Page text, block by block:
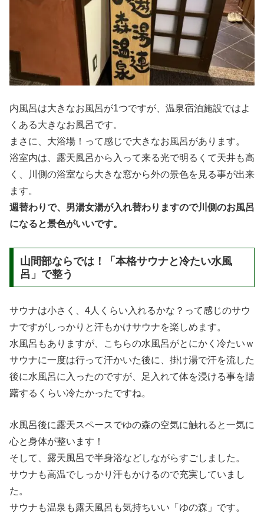
内風呂は大きなお風呂が1つですが、温泉宿泊施設ではよ
くある大きなお風呂です。
まさに、大浴場！って感じで大きなお風呂があります。
浴室内は、露天風呂から入って来る光で明るくて天井も高
く、川側の浴室なら大きな窓から外の景色を見る事が出来
ます。
週替わりで、男湯女湯が入れ替わりますので川側のお風呂
になると景色がいいです。
山間部ならでは！「本格サウナと冷たい水風
呂」で整う
サウナは小さく、4人くらい入れるかな？って感じのサウ
ナですがしっかりと汗もかけサウナを楽しめます。
水風呂もありますが、こちらの水風呂がとにかく冷たいｗ
サウナに一度は行って汗かいた後に、掛け湯で汗を流した
後に水風呂に入ったのですが、足入れて体を浸ける事を躊
躇するくらい冷たかったですね。
水風呂後に露天スペースでゆの森の空気に触れると一気に
心と身体が整います！
そして、露天風呂で半身浴などしながらすごしました。
サウナも高温でしっかり汗もかけるので充実していまし
た。
サウナも温泉も露天風呂も気持ちいい「ゆの森」です。